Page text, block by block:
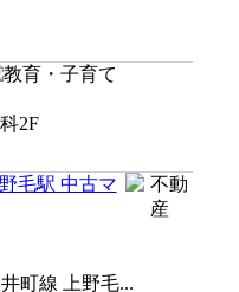
2F
毛駅 中古マ
町線 上野毛...